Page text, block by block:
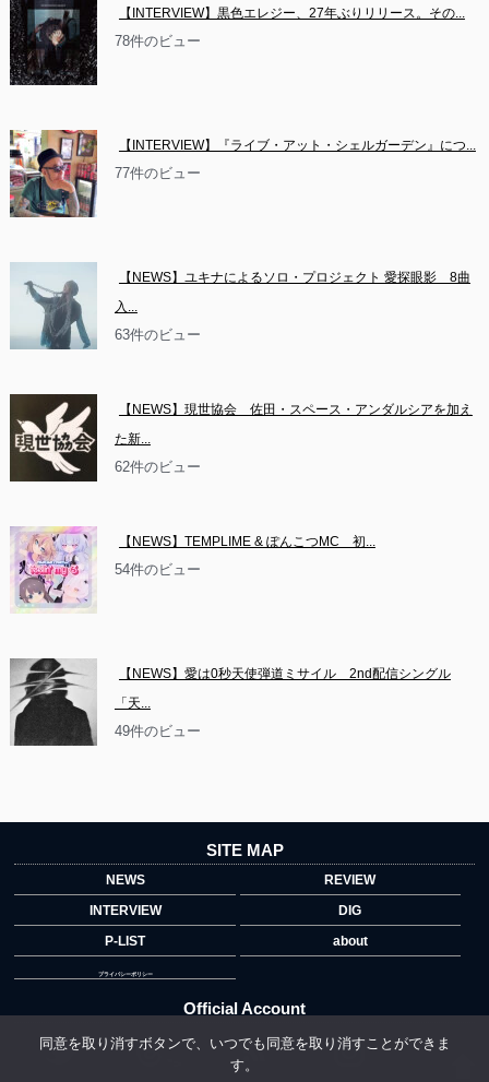
【INTERVIEW】黒色エレジー、27年ぶりリリース。その...
78件のビュー
【INTERVIEW】『ライブ・アット・シェルガーデン』につ...
77件のビュー
【NEWS】ユキナによるソロ・プロジェクト 愛探眼影　8曲
入...
63件のビュー
【NEWS】現世協会　佐田・スペース・アンダルシアを加え
た新...
62件のビュー
【NEWS】TEMPLIME & ぽんこつMC　初...
54件のビュー
【NEWS】愛は0秒天使弾道ミサイル　2nd配信シングル
「天...
49件のビュー
SITE MAP
NEWS
REVIEW
INTERVIEW
DIG
P-LIST
about
プライバシーポリシー
Official Account
同意を取り消すボタンで、いつでも同意を取り消すことができま
す。